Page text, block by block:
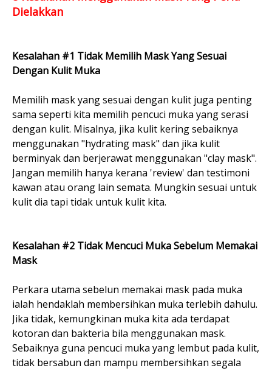
Dielakkan
Kesalahan #1 Tidak Memilih Mask Yang Sesuai
Dengan Kulit Muka
Memilih mask yang sesuai dengan kulit juga penting
sama seperti kita memilih pencuci muka yang serasi
dengan kulit. Misalnya, jika kulit kering sebaiknya
menggunakan "hydrating mask" dan jika kulit
berminyak dan berjerawat menggunakan "clay mask".
Jangan memilih hanya kerana 'review' dan testimoni
kawan atau orang lain semata. Mungkin sesuai untuk
kulit dia tapi tidak untuk kulit kita.
Kesalahan #2 Tidak Mencuci Muka Sebelum Memakai
Mask
Perkara utama sebelun memakai mask pada muka
ialah hendaklah membersihkan muka terlebih dahulu.
Jika tidak, kemungkinan muka kita ada terdapat
kotoran dan bakteria bila menggunakan mask.
Sebaiknya guna pencuci muka yang lembut pada kulit,
tidak bersabun dan mampu membersihkan segala